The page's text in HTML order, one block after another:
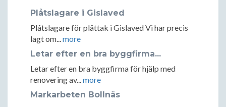
Plåtslagare i Gislaved
Plåtslagare för plåttak i Gislaved Vi har precis
lagt om...more
Letar efter en bra byggfirma...
Letar efter en bra byggfirma för hjälp med
renovering av...more
Markarbeten Bollnäs